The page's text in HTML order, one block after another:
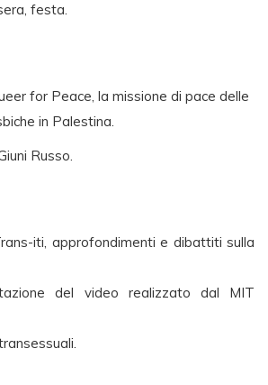
festa.
for Peace, la missione di pace delle
in Palestina.
Russo.
iti, approfondimenti e dibattiti sulla
del video realizzato dal MIT